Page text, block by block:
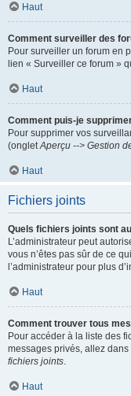
Haut
Comment surveiller des
Pour surveiller un forum en
lien « Surveiller ce forum »
Haut
Comment puis-je
Pour supprimer vos
(ongletAperçu --> Gestion
Haut
Fichiers joints
Quels fichiers joints sont
L’administrateur peut
vous n’êtes pas sûr de ce
l’administrateur pour plus
Haut
Comment trouver tous
Pour accéder à la liste des
messages privés, allez
fichiers joints.
Haut